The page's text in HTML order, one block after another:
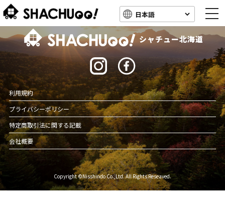
北海道キャンピングカー車中泊スポット情報
シャチュー北海道
利用規約
プライバシーポリシー
特定商取引法に関する記載
会社概要
Copyright ©Nisshindo Co.,Ltd. All Rights Reseaved.